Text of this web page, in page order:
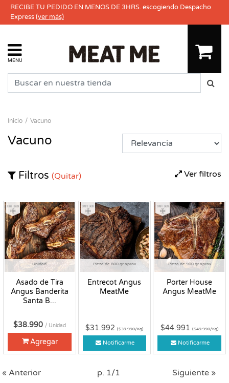
RECIBE TU PEDIDO EN MENOS DE 3HRS. escogiendo Despacho
Express(ver más)
MENU
Inicio Vacuno
Vacuno
Ver filtros
Filtros (Quitar)
Unidad
Asado de Tira
Angus Banderita
Santa B...
Congelado
$38.990 / Unidad
Agregar
Pieza de 800 gr aprox
Entrecot Angus
MeatMe
Congelado
$31.992 ($39.990/Kg)
Notificarme
Pieza de 900 gr aprox
Porter House
Angus MeatMe
Congelado
$44.991 ($49.990/Kg)
Notificarme
« Anterior p. 1/1 Siguiente »